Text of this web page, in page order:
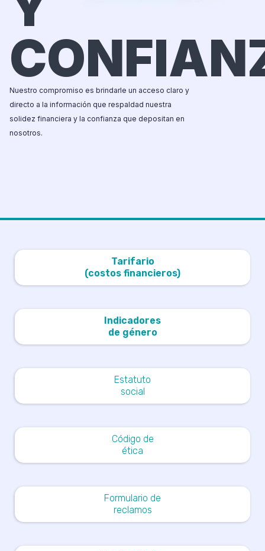
CONFIAN
Nuestro compromiso es brindarle un acceso claro y
directo a la información que respaldad nuestra
solidez financiera y la confianza que depositan en
nosotros.
Tarifario
(costos financieros)
Indicadores
de género
Estatuto
social
Código de
ética
Formulario de
reclamos